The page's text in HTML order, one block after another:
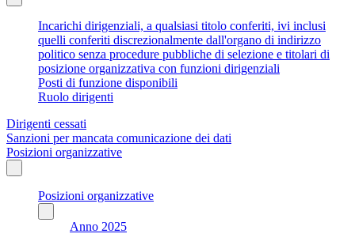
Incarichi dirigenziali, a qualsiasi titolo conferiti, ivi inclusi
quelli conferiti discrezionalmente dall'organo di indirizzo
politico senza procedure pubbliche di selezione e titolari di
posizione organizzativa con funzioni dirigenziali
Posti di funzione disponibili
Ruolo dirigenti
Dirigenti cessati
Sanzioni per mancata comunicazione dei dati
Posizioni organizzative
Posizioni organizzative
Anno 2025